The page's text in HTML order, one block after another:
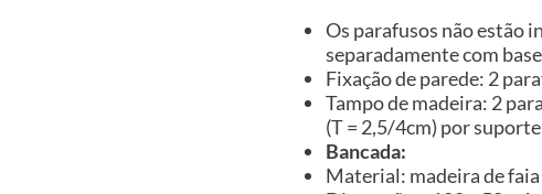
Os parafusos não estão
separadamente com
Fixação de parede: 2
Tampo de madeira: 2
(T = 2,5/4cm) por suporte
Bancada:
Material: madeira de